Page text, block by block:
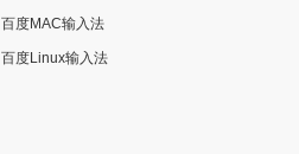
百度MAC输入法
百度Linux输入法